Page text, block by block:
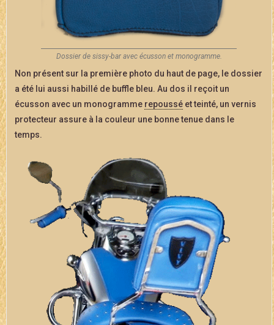
Dossier de sissy-bar avec écusson et monogramme.
Non présent sur la première photo du haut de page, le dossier
a été lui aussi habillé de buffle bleu. Au dos il reçoit un
écusson avec un monogramme repousséet teinté, un vernis
protecteur assure à la couleur une bonne tenue dans le
temps.